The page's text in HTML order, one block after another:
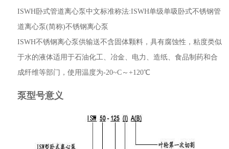
ISWH卧式管道离心泵中文标准称法:ISWH单级单吸卧式不锈钢管
道离心泵(简称)不锈钢离心泵
ISWH不锈钢离心泵供输送不含固体颗料，具有腐蚀性，粘度类似
于水的液体适用于石油化工、冶金、电力、造纸、食品制药和合
成纤维等部门，使用温度为-20~C～+120℃
泵型号意义